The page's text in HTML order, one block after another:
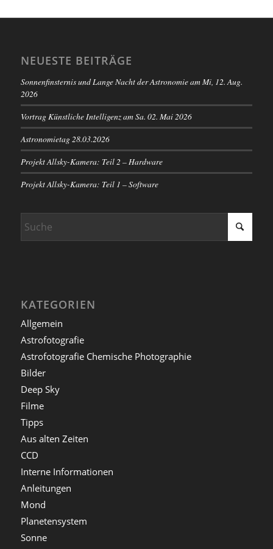
NEUESTE BEITRÄGE
Sonnenfinsternis und Lange Nacht der Astronomie am Mi, 12. Aug.
2026
Vortrag Künstliche Intelligenz am Sa. 02. Mai 2026
Astronomietag 28.03.2026
Projekt Allsky-Kamera: Teil 2 – Hardware
Projekt Allsky-Kamera: Teil 1 – Software
KATEGORIEN
Allgemein
Astrofotografie
Astrofotografie Chemische Photographie
Bilder
Deep Sky
Filme
Tipps
Aus alten Zeiten
CCD
Interne Informationen
Anleitungen
Mond
Planetensystem
Sonne